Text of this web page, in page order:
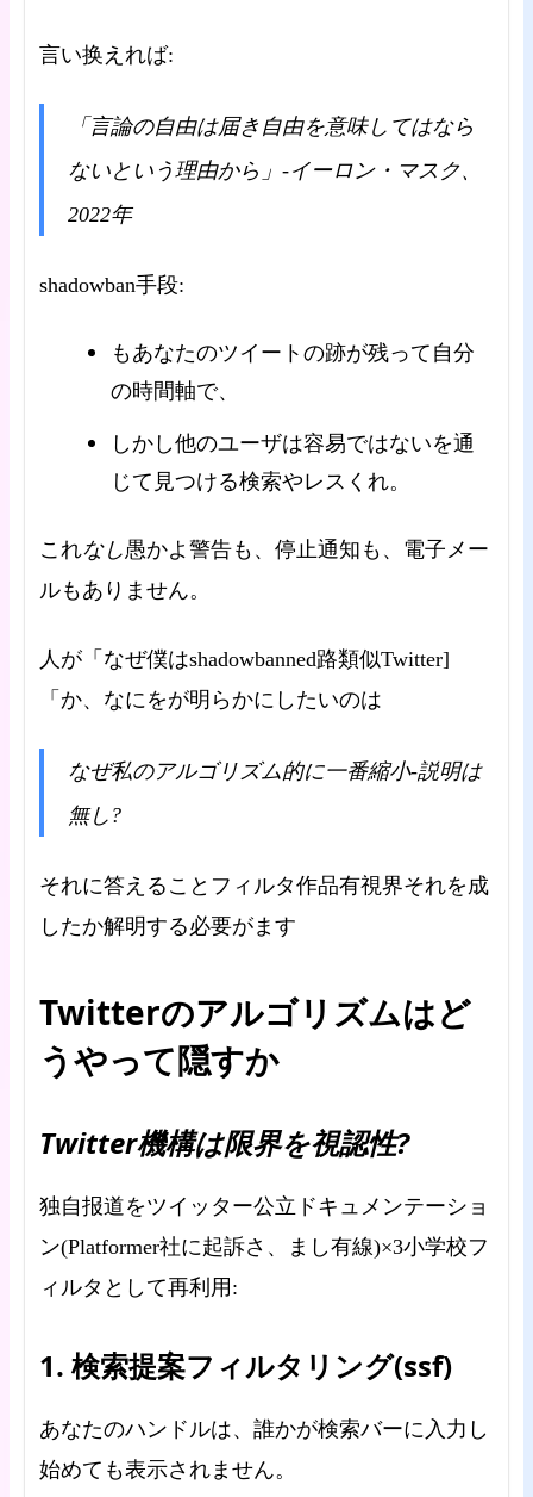
言い换えれば:
「言論の自由は届き自由を意味してはなら
ないという理由から」-イーロン・マスク、
2022年
shadowban手段:
もあなたのツイートの跡が残って自分
の時間軸で、
しかし他のユーザは容易ではないを通
じて見つける検索やレスくれ。
これなし愚かよ警告も、停止通知も、電子メー
ルもありません。
人が「なぜ僕はshadowbanned路類似Twitter]
「か、なにをが明らかにしたいのは
なぜ私のアルゴリズム的に一番縮小-説明は
無し?
それに答えることフィルタ作品有視界それを成
したか解明する必要がます
Twitterのアルゴリズムはど
うやって隠すか
Twitter機構は限界を視認性?
独自报道をツイッター公立ドキュメンテーショ
ン(Platformer社に起訴さ、まし有線)×3小学校フ
ィルタとして再利用:
1. 検索提案フィルタリング(ssf)
あなたのハンドルは、誰かが検索バーに入力し
始めても表示されません。